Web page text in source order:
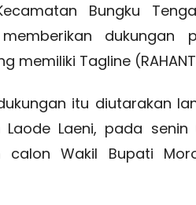
Bungku
dukungan
memiliki Tagline
itu diutarakan
Laode Laeni, pada
calon Wakil Bupati